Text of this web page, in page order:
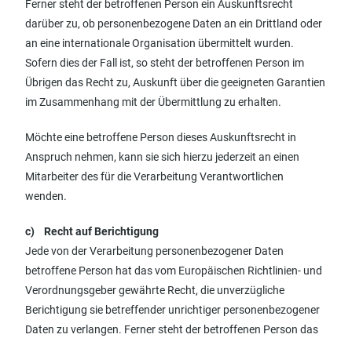
Ferner steht der betroffenen Person ein Auskunftsrecht
darüber zu, ob personenbezogene Daten an ein Drittland oder
an eine internationale Organisation übermittelt wurden.
Sofern dies der Fall ist, so steht der betroffenen Person im
Übrigen das Recht zu, Auskunft über die geeigneten Garantien
im Zusammenhang mit der Übermittlung zu erhalten.
Möchte eine betroffene Person dieses Auskunftsrecht in
Anspruch nehmen, kann sie sich hierzu jederzeit an einen
Mitarbeiter des für die Verarbeitung Verantwortlichen
wenden.
c) Recht auf Berichtigung
Jede von der Verarbeitung personenbezogener Daten
betroffene Person hat das vom Europäischen Richtlinien- und
Verordnungsgeber gewährte Recht, die unverzügliche
Berichtigung sie betreffender unrichtiger personenbezogener
Daten zu verlangen. Ferner steht der betroffenen Person das